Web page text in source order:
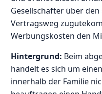
Gesellschafter über
Vertragsweg
Werbungskosten den
Hintergrund: Beim
handelt es sich um
innerhalb der Familie